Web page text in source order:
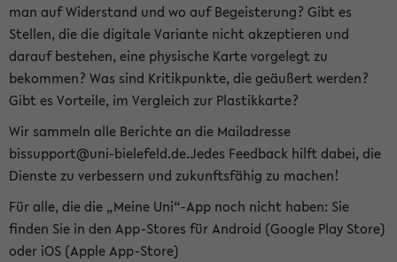
man auf Widerstand und wo auf Begeisterung? Gibt es
Stellen, die die digitale Variante nicht akzeptieren und
darauf bestehen, eine physische Karte vorgelegt zu
bekommen? Was sind Kritikpunkte, die geäußert werden?
Gibt es Vorteile, im Vergleich zur Plastikkarte?
Wir sammeln alle Berichte an die Mailadresse
bissupport@uni-bielefeld.de.Jedes Feedback hilft dabei, die
Dienste zu verbessern und zukunftsfähig zu machen!
Für alle, die die „Meine Uni“-App noch nicht haben: Sie
finden Sie in den App-Stores für Android (Google Play Store)
oder iOS (Apple App-Store)